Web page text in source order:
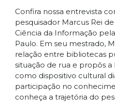
Confira nossa entrevista
pesquisador Marcus Rei
Ciência da Informação
Paulo. Em seu mestrado,
relação entre bibliotecas
situação de rua e propôs
como dispositivo cultural
participação no
conheça a trajetória do